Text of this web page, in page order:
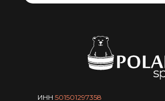
ИНН 501501297358